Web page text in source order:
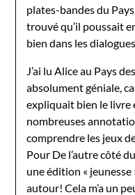
plates-bandes du
trouvé qu’il poussait
bien dans les
J’ai lu Alice au Pays
absolument géniale,
expliquait bien le livre
nombreuses
comprendre les jeux
Pour De l’autre côté
une édition «
autour! Cela m’a un